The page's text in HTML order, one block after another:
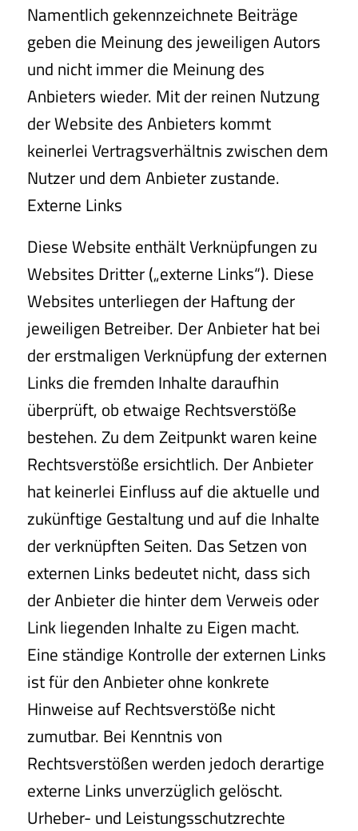
Namentlich gekennzeichnete Beiträge
geben die Meinung des jeweiligen Autors
und nicht immer die Meinung des
Anbieters wieder. Mit der reinen Nutzung
der Website des Anbieters kommt
keinerlei Vertragsverhältnis zwischen dem
Nutzer und dem Anbieter zustande.
Externe Links
Diese Website enthält Verknüpfungen zu
Websites Dritter („externe Links“). Diese
Websites unterliegen der Haftung der
jeweiligen Betreiber. Der Anbieter hat bei
der erstmaligen Verknüpfung der externen
Links die fremden Inhalte daraufhin
überprüft, ob etwaige Rechtsverstöße
bestehen. Zu dem Zeitpunkt waren keine
Rechtsverstöße ersichtlich. Der Anbieter
hat keinerlei Einfluss auf die aktuelle und
zukünftige Gestaltung und auf die Inhalte
der verknüpften Seiten. Das Setzen von
externen Links bedeutet nicht, dass sich
der Anbieter die hinter dem Verweis oder
Link liegenden Inhalte zu Eigen macht.
Eine ständige Kontrolle der externen Links
ist für den Anbieter ohne konkrete
Hinweise auf Rechtsverstöße nicht
zumutbar. Bei Kenntnis von
Rechtsverstößen werden jedoch derartige
externe Links unverzüglich gelöscht.
Urheber- und Leistungsschutzrechte